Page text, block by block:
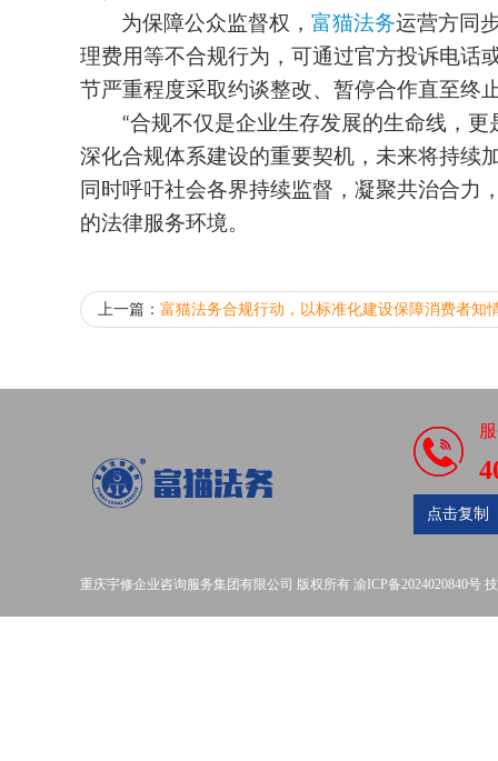
为保障公众监督权， 富猫法务运营方同
理费用等不合规行为，可通过官方投诉电话
节严重程度采取约谈整改、暂停合作直至终
“合规不仅是企业生存发展的生命线，更
深化合规体系建设的重要契机，未来将持续
同时呼吁社会各界持续监督，凝聚共治合力
的法律服务环境。
上一篇： 富猫法务合规行动，以标准化建设保障消费者知
点击复制
重庆宇修企业咨询服务集团有限公司 版权所有 渝ICP备2024020840号